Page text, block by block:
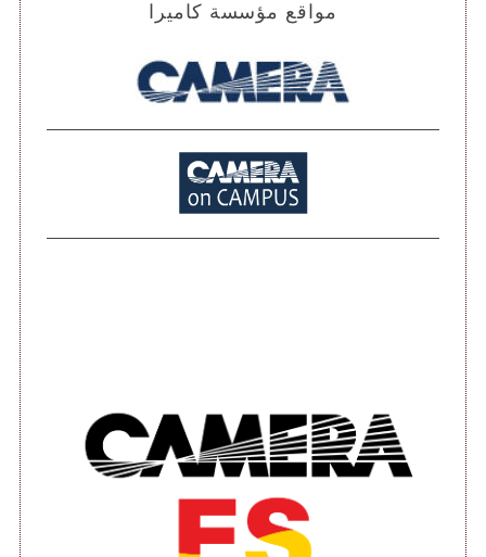
مواقع مؤسسة كاميرا